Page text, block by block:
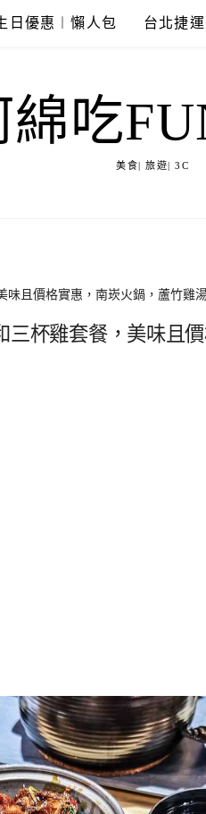
日優惠︱懶人包 台北捷
綿吃
美食| 旅遊| 3C
且價格實惠，南崁火鍋，蘆竹雞
杯雞套餐，美味且